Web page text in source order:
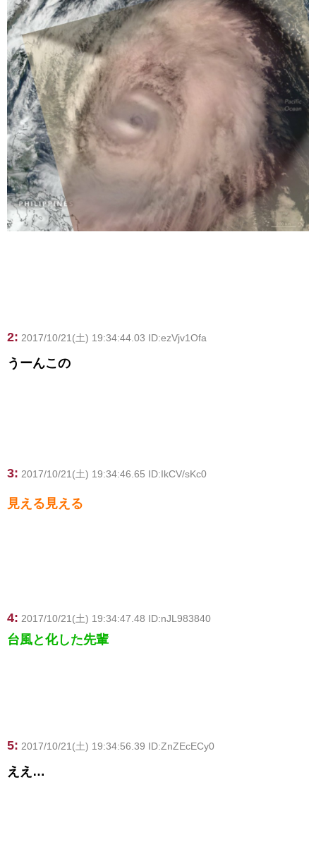
2: 2017/10/21(土) 19:34:44.03 ID:ezVjv1Ofa
うーんこの
3: 2017/10/21(土) 19:34:46.65 ID:IkCV/sKc0
見える見える
4: 2017/10/21(土) 19:34:47.48 ID:nJL983840
台風と化した先輩
5: 2017/10/21(土) 19:34:56.39 ID:ZnZEcECy0
ええ…